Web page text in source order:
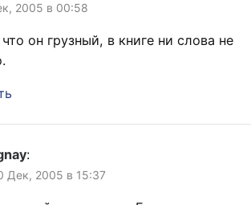
2005 в 00:58
он грузный, в книге ни слова не
:
Дек, 2005 в 15:37